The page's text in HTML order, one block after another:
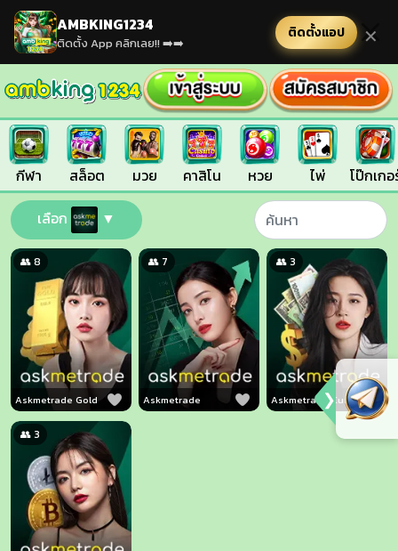
AMBKING1234
ติดตั้ง App คลิกเลย!! ➡️➡️
ติดตั้งแอป ✕
กีฬา สล็อต มวย คาสิโน หวย ไพ่ โป๊กเกอ
❯
เลือก ▼
👥 8
Askmetrade Gold
👥 7
Askmetrade
👥 3
Askmetrade Currency
👥 3